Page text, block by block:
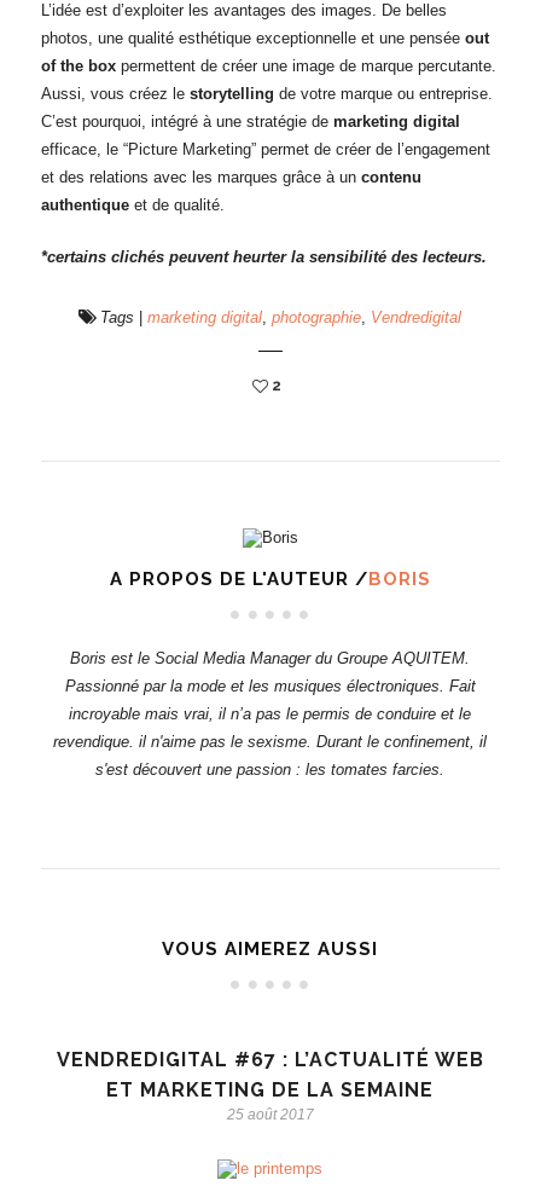
L’idée est d’exploiter les avantages des images. De belles
photos, une qualité esthétique exceptionnelle et une pensée out
of the boxpermettent de créer une image de marque percutante.
Aussi, vous créez le storytelling de votre marque ou entreprise.
C’est pourquoi, intégré à une stratégie de marketing digital
efficace, le “Picture Marketing” permet de créer de l’engagement
et des relations avec les marques grâce à un contenu
authentiqueet de qualité.
*certains clichés peuvent heurter la sensibilité des lecteurs.
Tags |marketing digital,photographie, Vendredigital
2
A PROPOS DE L'AUTEUR /BORIS
Boris est le Social Media Manager du Groupe AQUITEM.
Passionné par la mode et les musiques électroniques. Fait
incroyable mais vrai, il n’a pas le permis de conduire et le
revendique. il n'aime pas le sexisme. Durant le confinement, il
s'est découvert une passion : les tomates farcies.
VOUS AIMEREZ AUSSI
VENDREDIGITAL #67 : L’ACTUALITÉ WEB
ET MARKETING DE LA SEMAINE
25 août 2017